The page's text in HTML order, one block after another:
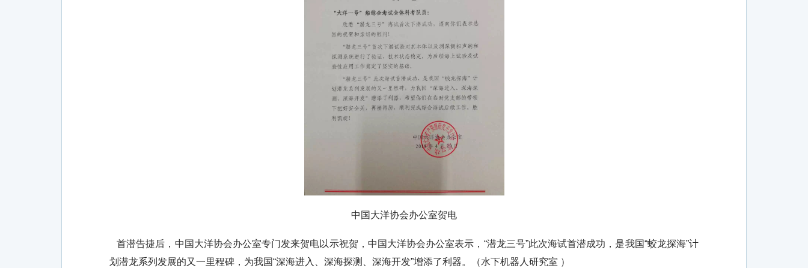
中国大洋协会办公室贺电
首潜告捷后，中国大洋协会办公室专门发来贺电以示祝贺，中国大洋协会办公室表示，“潜龙三号”此次海试首潜成功，是我国“蛟龙探海”计
划潜龙系列发展的又一里程碑，为我国“深海进入、深海探测、深海开发”增添了利器。（水下机器人研究室 ）